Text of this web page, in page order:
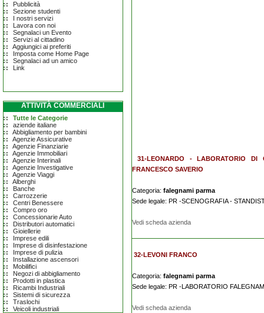
Pubblicità
Sezione studenti
I nostri servizi
Lavora con noi
Segnalaci un Evento
Servizi al cittadino
Aggiungici ai preferiti
Imposta come Home Page
Segnalaci ad un amico
Link
ATTIVITÀ COMMERCIALI
Tutte le Categorie
aziende italiane
Abbigliamento per bambini
Agenzie Assicurative
Agenzie Finanziarie
Agenzie Immobiliari
Agenzie Interinali
Agenzie Investigative
Agenzie Viaggi
Alberghi
Banche
Carrozzerie
Centri Benessere
Compro oro
Concessionarie Auto
Distributori automatici
Gioiellerie
Imprese edili
Imprese di disinfestazione
Imprese di pulizia
Installazione ascensori
Mobilifici
Negozi di abbigliamento
Prodotti in plastica
Ricambi Industriali
Sistemi di sicurezza
Traslochi
Veicoli industriali
31-LEONARDO - LABORATORIO DI
FRANCESCO SAVERIO
Categoria: falegnami parma
Sede legale: PR -SCENOGRAFIA -
Vedi scheda azienda
32-LEVONI FRANCO
Categoria: falegnami parma
Sede legale: PR -LABORATORIO
Vedi scheda azienda